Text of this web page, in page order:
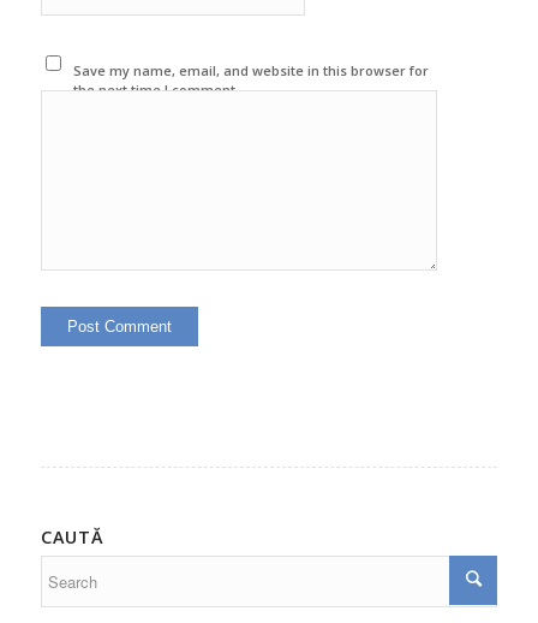
Save my name, email, and website in this browser for
the next time I comment.
CAUTĂ